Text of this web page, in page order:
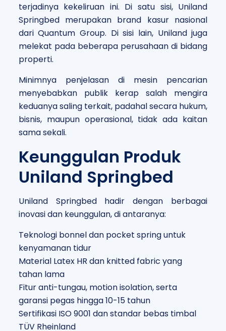
terjadinya kekeliruan ini. Di satu sisi, Uniland
Springbed merupakan brand kasur nasional
dari Quantum Group. Di sisi lain, Uniland juga
melekat pada beberapa perusahaan di bidang
properti.
Minimnya penjelasan di mesin pencarian
menyebabkan publik kerap salah mengira
keduanya saling terkait, padahal secara hukum,
bisnis, maupun operasional, tidak ada kaitan
sama sekali.
Keunggulan Produk
Uniland Springbed
Uniland Springbed hadir dengan berbagai
inovasi dan keunggulan, di antaranya:
Teknologi bonnel dan pocket spring untuk
kenyamanan tidur
Material Latex HR dan knitted fabric yang
tahan lama
Fitur anti-tungau, motion isolation, serta
garansi pegas hingga 10-15 tahun
Sertifikasi ISO 9001 dan standar bebas timbal
TÜV Rheinland